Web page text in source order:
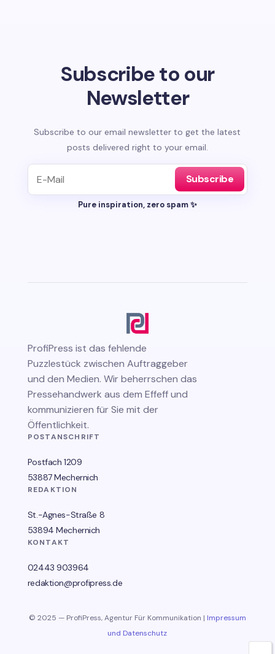
Subscribe to our
Newsletter
Subscribe to our email newsletter to get the latest
posts delivered right to your email.
Subscribe
Pure inspiration, zero spam ✨
ProfiPress ist das fehlende
Puzzlestück zwischen Auftraggeber
und den Medien. Wir beherrschen das
Pressehandwerk aus dem Effeff und
kommunizieren für Sie mit der
Öffentlichkeit.
POSTANSCHRIFT
Postfach 1209
53887 Mechernich
REDAKTION
St.-Agnes-Straße 8
53894 Mechernich
KONTAKT
02443 903964
redaktion@profipress.de
© 2025 — ProfiPress, Agentur Für Kommunikation | Impressum
und Datenschutz